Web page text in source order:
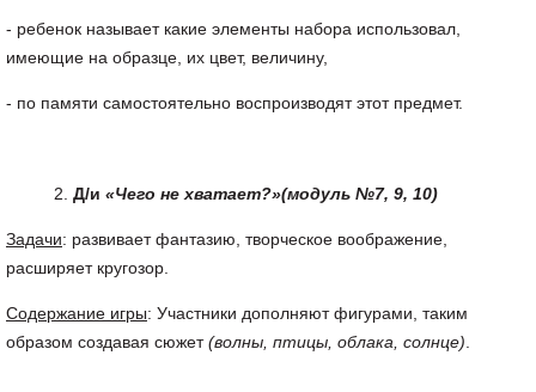
- ребенок называет какие элементы набора использовал,
имеющие на образце, их цвет, величину,
- по памяти самостоятельно воспроизводят этот предмет.
Д/и «Чего не хватает?»(модуль №7, 9, 10)
Задачи: развивает фантазию, творческое воображение,
расширяет кругозор.
Содержание игры: Участники дополняют фигурами, таким
образом создавая сюжет(волны, птицы, облака, солнце)